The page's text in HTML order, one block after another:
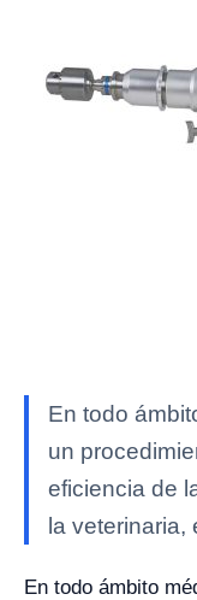
En todo
un
eficiencia de
la veterinaria,
En todo ámbito